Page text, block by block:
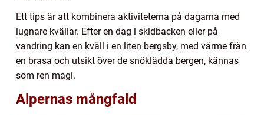
Ett tips är att kombinera aktiviteterna på dagarna med
lugnare kvällar. Efter en dag i skidbacken eller på
vandring kan en kväll i en liten bergsby, med värme från
en brasa och utsikt över de snöklädda bergen, kännas
som ren magi.
Alpernas mångfald